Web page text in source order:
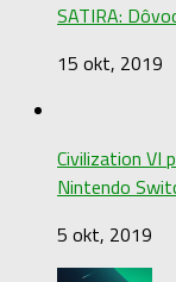
SATIRA:
15 okt, 2019
Civilization VI
Nintendo
5 okt, 2019